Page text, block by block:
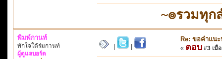
~๏รวมทุ
พิมพ์กานท์
พักใจใต้ร่มกานท์
ผู้ดูแลบอร์ด
Re: ขอคำแนะ
« ตอบ #3 เมื่